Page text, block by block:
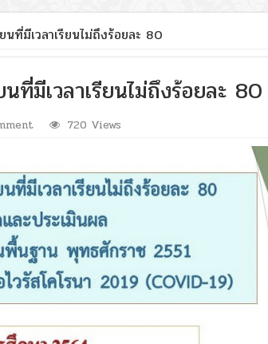
ที่มีเวลาเรียนไม่ถึงร้อยละ 80
มีเวลาเรียนไม่ถึงร้อยละ 80
720 Views